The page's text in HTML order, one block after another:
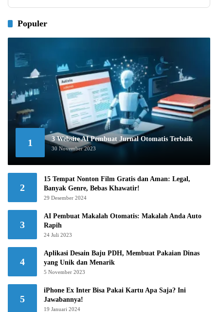
Populer
1 3 Website AI Pembuat Jurnal Otomatis Terbaik
30 November 2023
2
15 Tempat Nonton Film Gratis dan Aman: Legal,
Banyak Genre, Bebas Khawatir!
29 Desember 2024
3
AI Pembuat Makalah Otomatis: Makalah Anda Auto
Rapih
24 Juli 2023
4
Aplikasi Desain Baju PDH, Membuat Pakaian Dinas
yang Unik dan Menarik
5 November 2023
5
iPhone Ex Inter Bisa Pakai Kartu Apa Saja? Ini
Jawabannya!
19 Januari 2024